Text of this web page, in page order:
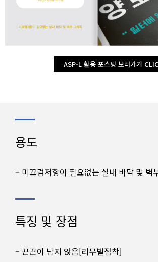
ASP-L 활용 포스팅 보러가기
용도
– 미끄럼저항이 필요없는 실내 바닥 및 벽
특징 및 장점
– 끈끈이 남지 않음[리무벌점착]